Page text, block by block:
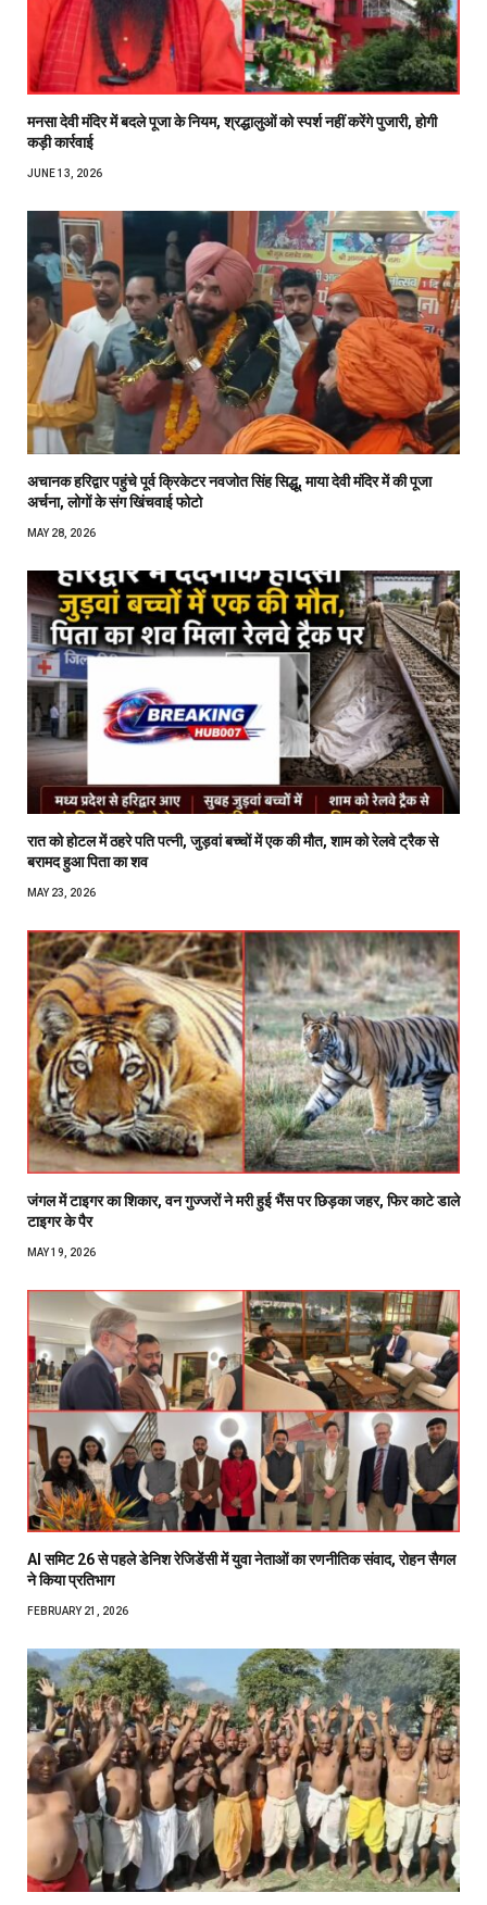
मनसा देवी मंदिर में बदले पूजा के नियम, श्रद्धालुओं को स्पर्श नहीं करेंगे पुजारी, होगी
कड़ी कार्रवाई
JUNE 13, 2026
अचानक हरिद्वार पहुंचे पूर्व क्रिकेटर नवजोत सिंह सिद्धू, माया देवी मंदिर में की पूजा
अर्चना, लोगों के संग खिंचवाई फोटो
MAY 28, 2026
रात को होटल में ठहरे पति पत्नी, जुड़वां बच्चों में एक की मौत, शाम को रेलवे ट्रैक से
बरामद हुआ पिता का शव
MAY 23, 2026
जंगल में टाइगर का शिकार, वन गुज्जरों ने मरी हुई भैंस पर छिड़का जहर, फिर काटे डाले
टाइगर के पैर
MAY 19, 2026
AI समिट 26 से पहले डेनिश रेजिडेंसी में युवा नेताओं का रणनीतिक संवाद, रोहन सैगल
ने किया प्रतिभाग
FEBRUARY 21, 2026